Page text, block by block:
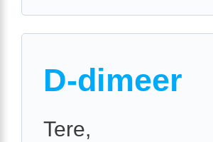
D-dimeer
Tere,